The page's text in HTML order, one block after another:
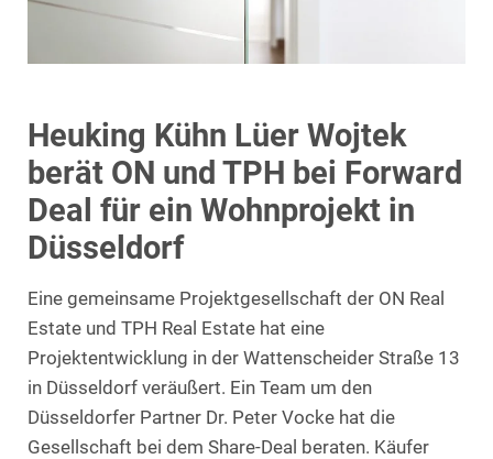
Heuking Kühn Lüer Wojtek
berät ON und TPH bei Forward
Deal für ein Wohnprojekt in
Düsseldorf
Eine gemeinsame Projektgesellschaft der ON Real
Estate und TPH Real Estate hat eine
Projektentwicklung in der Wattenscheider Straße 13
in Düsseldorf veräußert. Ein Team um den
Düsseldorfer Partner Dr. Peter Vocke hat die
Gesellschaft bei dem Share-Deal beraten. Käufer